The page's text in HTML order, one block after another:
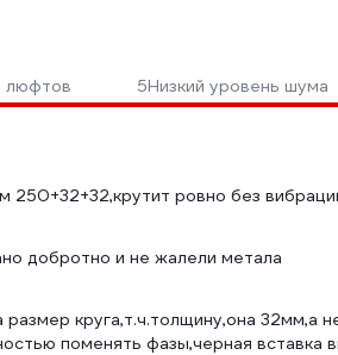
люфтов 5Низкий уровень шума
ровно без
добротно и не жалели метала
круга,т.ч.толщину,она 32мм,а
поменять фазы,черная вставка